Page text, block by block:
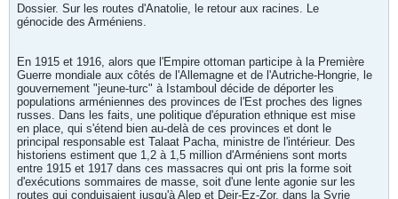
Dossier. Sur les routes d'Anatolie, le retour aux racines. Le
génocide des Arméniens.
En 1915 et 1916, alors que l'Empire ottoman participe à la Première
Guerre mondiale aux côtés de l'Allemagne et de l'Autriche-Hongrie, le
gouvernement "jeune-turc" à Istamboul décide de déporter les
populations arméniennes des provinces de l'Est proches des lignes
russes. Dans les faits, une politique d'épuration ethnique est mise
en place, qui s'étend bien au-delà de ces provinces et dont le
principal responsable est Talaat Pacha, ministre de l'intérieur. Des
historiens estiment que 1,2 à 1,5 million d'Arméniens sont morts
entre 1915 et 1917 dans ces massacres qui ont pris la forme soit
d'exécutions sommaires de masse, soit d'une lente agonie sur les
routes qui conduisaient jusqu'à Alep et Deir-Ez-Zor, dans la Syrie